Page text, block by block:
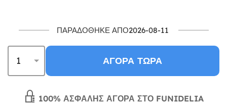
ΠΑΡΑΔΌΘΗΚΕ ΑΠΌ2026-08-11
ΑΓΟΡΆ ΤΏΡΑ
100% ΑΣΦΑΛΉΣ ΑΓΟΡΆ ΣΤΟ FUNIDELIA